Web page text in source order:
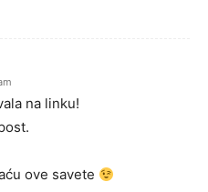
na linku!
ove savete